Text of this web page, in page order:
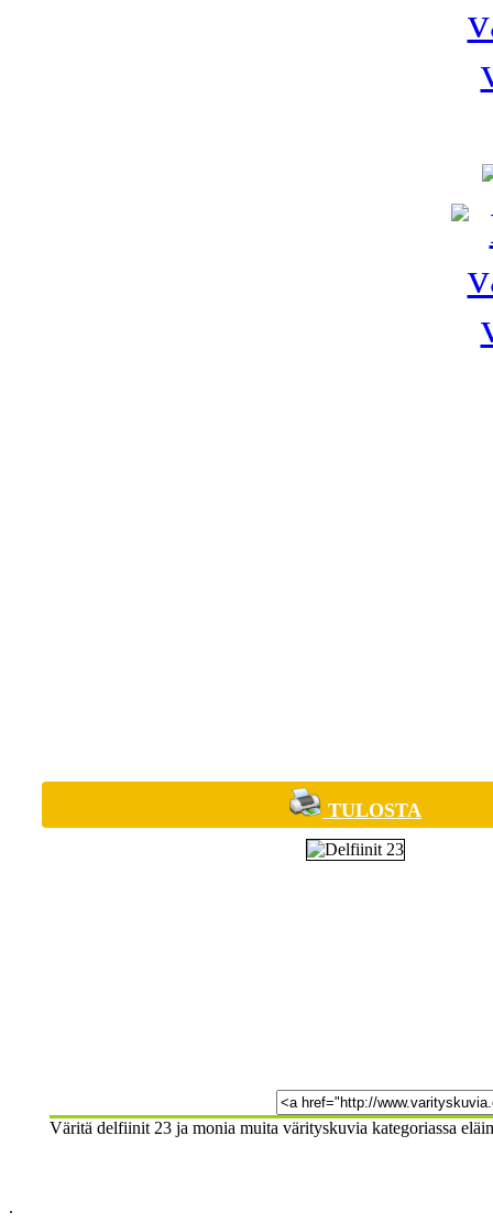
TULOSTA
Väritä delfiinit 23 ja monia muita värityskuvia kategoriassa
.